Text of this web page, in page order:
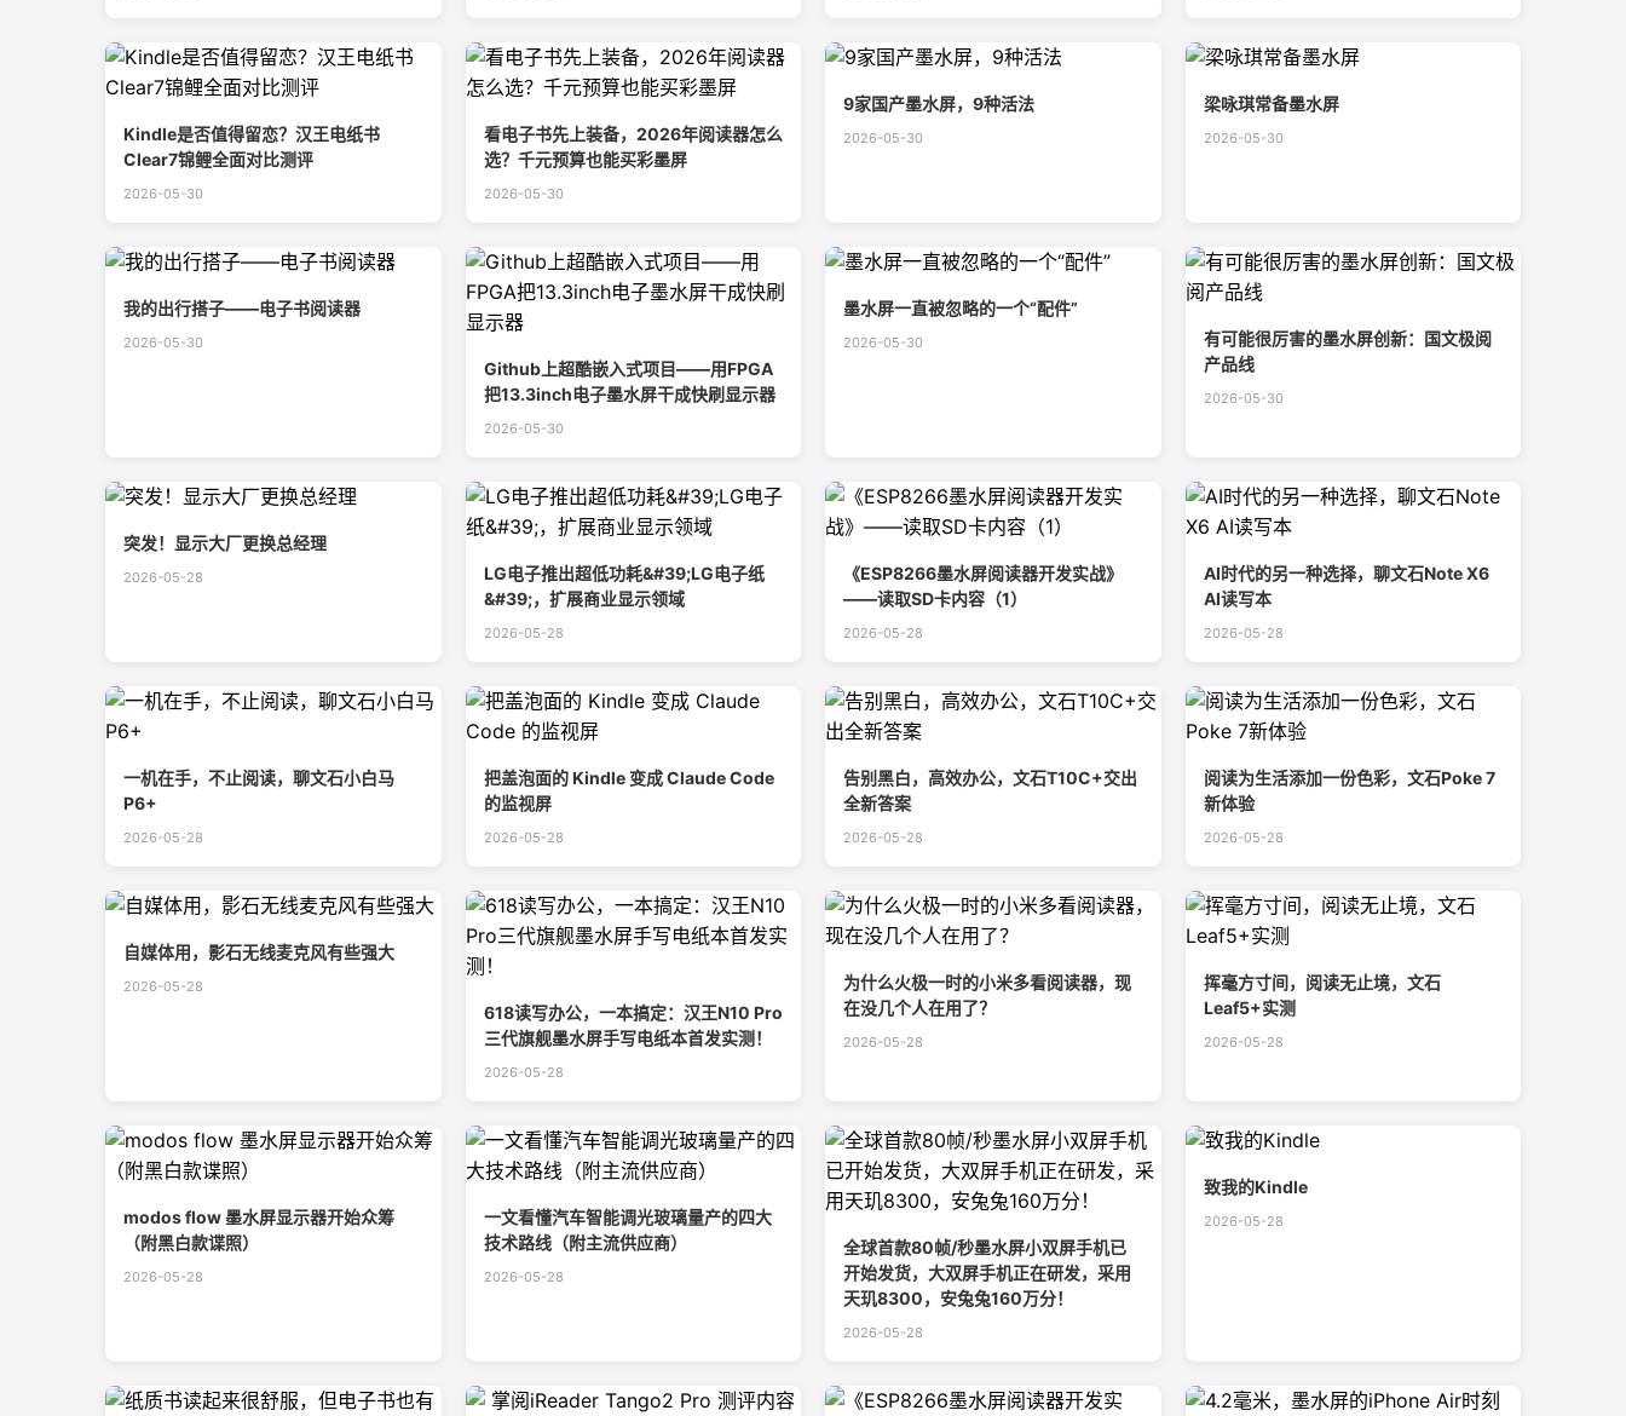
Kindle是否值得留恋？汉王电纸书
Clear7锦鲤全面对比测评
2026-05-30
看电子书先上装备，2026年阅读器怎么
选？千元预算也能买彩墨屏
2026-05-30
9家国产墨水屏，9种活法
2026-05-30
梁咏琪常备墨水屏
2026-05-30
我的出行搭子——电子书阅读器
2026-05-30
Github上超酷嵌入式项目——用FPGA
把13.3inch电子墨水屏干成快刷显示器
2026-05-30
墨水屏一直被忽略的一个“配件”
2026-05-30
有可能很厉害的墨水屏创新：国文极阅
产品线
2026-05-30
突发！显示大厂更换总经理
2026-05-28
LG电子推出超低功耗&#39;LG电子纸
&#39;，扩展商业显示领域
2026-05-28
《ESP8266墨水屏阅读器开发实战》
——读取SD卡内容（1）
2026-05-28
AI时代的另一种选择，聊文石Note X6
AI读写本
2026-05-28
一机在手，不止阅读，聊文石小白马
P6+
2026-05-28
把盖泡面的 Kindle 变成 Claude Code
的监视屏
2026-05-28
告别黑白，高效办公，文石T10C+交出
全新答案
2026-05-28
阅读为生活添加一份色彩，文石Poke 7
新体验
2026-05-28
自媒体用，影石无线麦克风有些强大
2026-05-28
618读写办公，一本搞定：汉王N10 Pro
三代旗舰墨水屏手写电纸本首发实测！
2026-05-28
为什么火极一时的小米多看阅读器，现
在没几个人在用了？
2026-05-28
挥毫方寸间，阅读无止境，文石
Leaf5+实测
2026-05-28
modos flow 墨水屏显示器开始众筹
（附黑白款谍照）
2026-05-28
一文看懂汽车智能调光玻璃量产的四大
技术路线（附主流供应商）
2026-05-28
全球首款80帧/秒墨水屏小双屏手机已
开始发货，大双屏手机正在研发，采用
天玑8300，安兔兔160万分！
2026-05-28
致我的Kindle
2026-05-28